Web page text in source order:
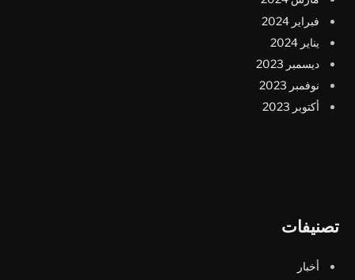
فبراير 2024
يناير 2024
ديسمبر 2023
نوفمبر 2023
أكتوبر 2023
تصنيفات
أخبار